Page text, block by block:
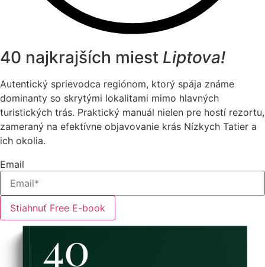
40 najkrajších miest Liptova!
Autentický sprievodca regiónom, ktorý spája známe
dominanty so skrytými lokalitami mimo hlavných
turistických trás. Praktický manuál nielen pre hostí rezortu,
zameraný na efektívne objavovanie krás Nízkych Tatier a
ich okolia.
Email
Stiahnuť Free E-book